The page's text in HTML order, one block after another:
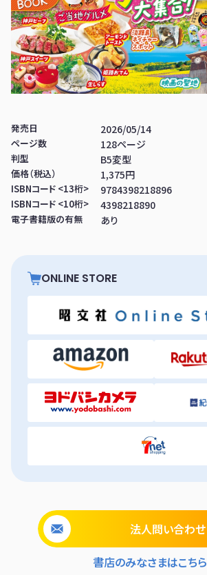
発売日 2026/05/14
ページ数 128ページ
判型 B5変型
価格（税込） 1,375円
ISBNコード <13桁> 9784398218896
ISBNコード <10桁> 4398218890
電子書籍版の有無 あり
ONLINE STORE
法人問い合わせ
書店のみなさまはこちら